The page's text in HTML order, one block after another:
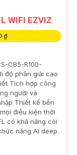
WIFI EZVIZ
₫
CB5-R100-
độ phân giải cao
Tích hợp công
người và
Thiết kế bền
điều kiện thời
có khả năng còi
năng AI deep